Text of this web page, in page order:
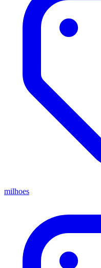
milhoes